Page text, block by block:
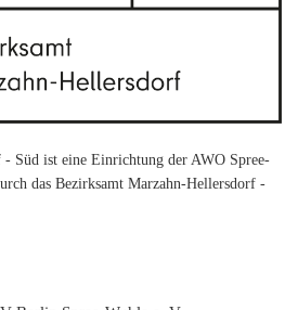
Süd ist eine Einrichtung der AWO Spree-
das Bezirksamt Marzahn-Hellersdorf -